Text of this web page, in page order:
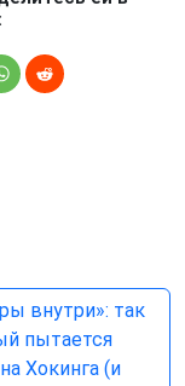
внутри»: так
пытается
Хокинга (и